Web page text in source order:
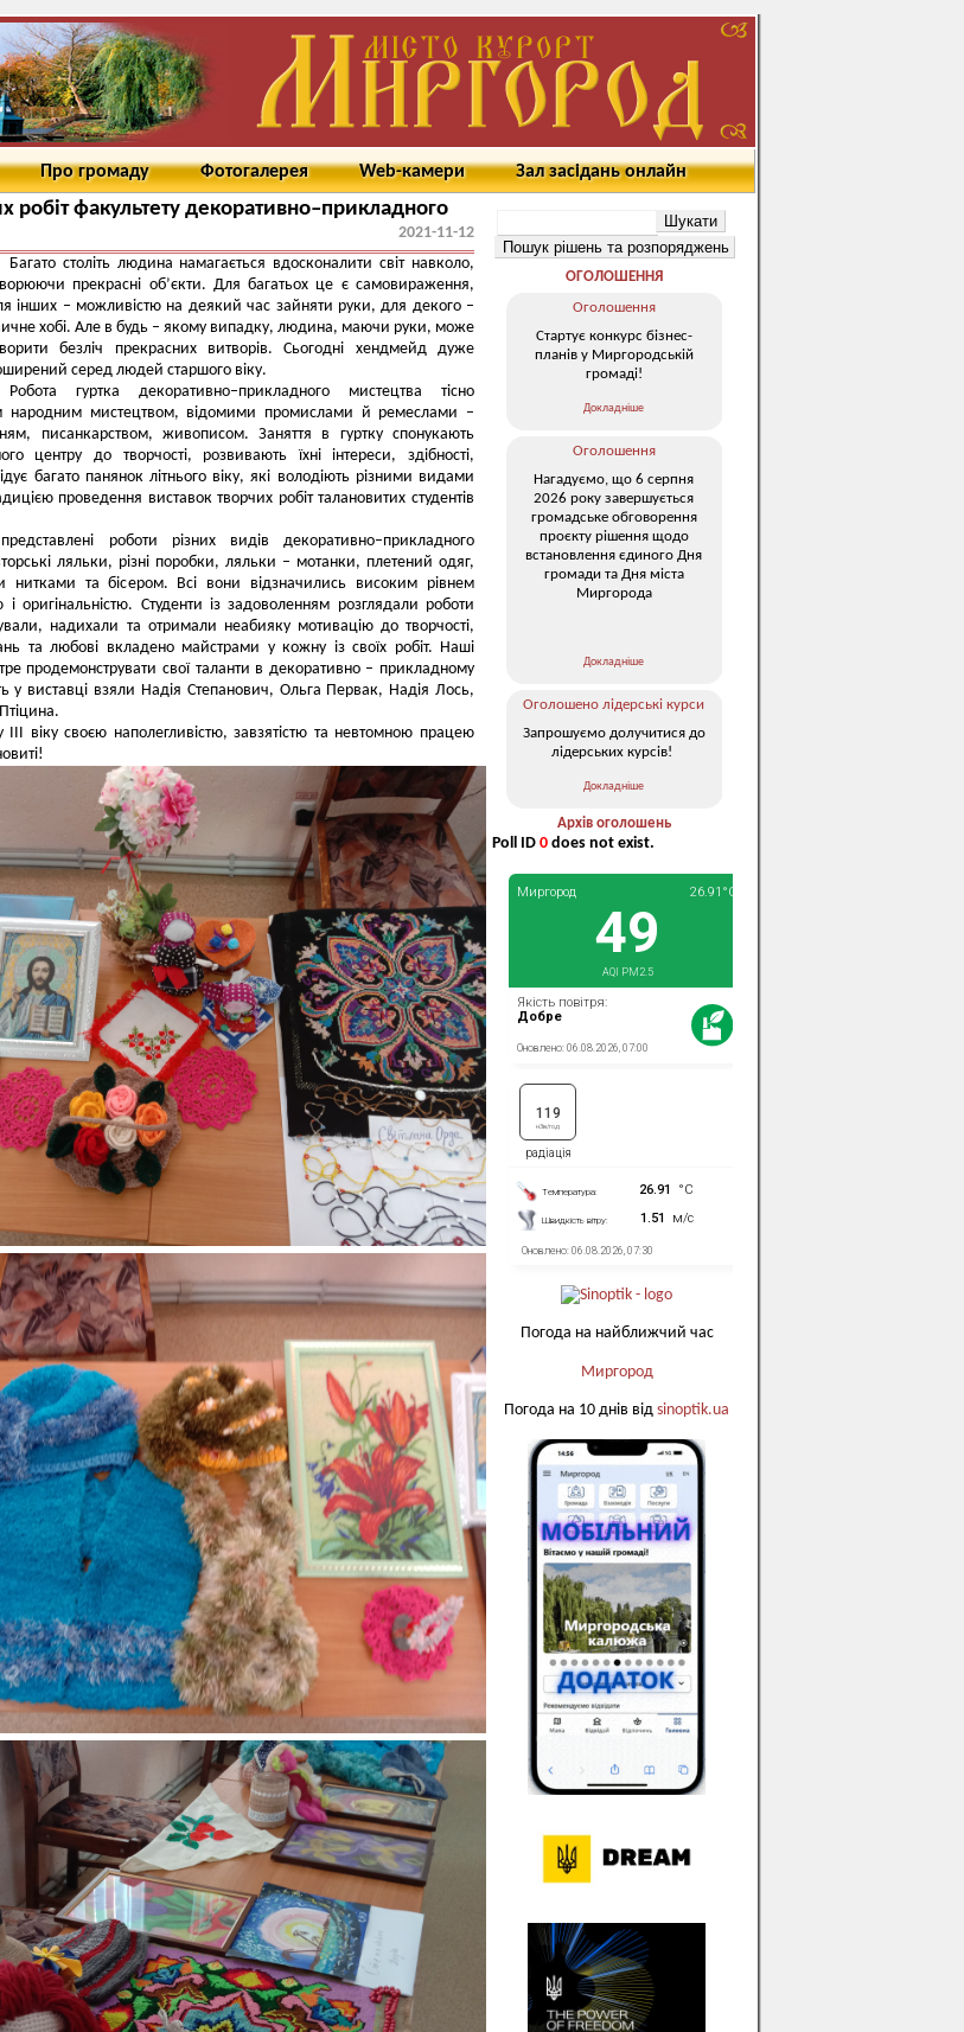
Про громаду Фотогалерея Web-камери Зал засідань онлайн
робіт факультету декоративно–прикладного
2021-11-12
Багато століть людина намагається вдосконалити світ навколо,
прекрасні об’єкти. Для багатьох це є самовираження,
інших – можливістю на деякий час зайняти руки, для декого –
хобі. Але в будь – якому випадку, людина, маючи руки, може
безліч прекрасних витворів. Сьогодні хендмейд дуже
серед людей старшого віку.
Робота гуртка декоративно–прикладного мистецтва тісно
народним мистецтвом, відомими промислами й ремеслами –
писанкарством, живописом. Заняття в гуртку спонукають
центру до творчості, розвивають їхні інтереси, здібності,
багато панянок літнього віку, які володіють різними видами
проведення виставок творчих робіт талановитих студентів
роботи різних видів декоративно–прикладного
ляльки, різні поробки, ляльки – мотанки, плетений одяг,
нитками та бісером. Всі вони відзначились високим рівнем
і оригінальністю. Студенти із задоволенням розглядали роботи
надихали та отримали неабияку мотивацію до творчості,
та любові вкладено майстрами у кожну із своїх робіт. Наші
продемонструвати свої таланти в декоративно – прикладному
у виставці взяли Надія Степанович, Ольга Первак, Надія Лось,
III віку своєю наполегливістю, завзятістю та невтомною працею
ОГОЛОШЕННЯ
Оголошення
Стартує конкурс бізнес-
планів у Миргородській
громаді!
Докладніше
Оголошення
Нагадуємо, що 6 серпня
2026 року завершується
громадське обговорення
проєкту рішення щодо
встановлення єдиного Дня
громади та Дня міста
Миргорода
Докладніше
Оголошено лідерські курси
Запрошуємо долучитися до
лідерських курсів!
Докладніше
Архів оголошень
Poll ID 0 does not exist.
Погода на найближчий час
Миргород
Погода на 10 днів від sinoptik.ua